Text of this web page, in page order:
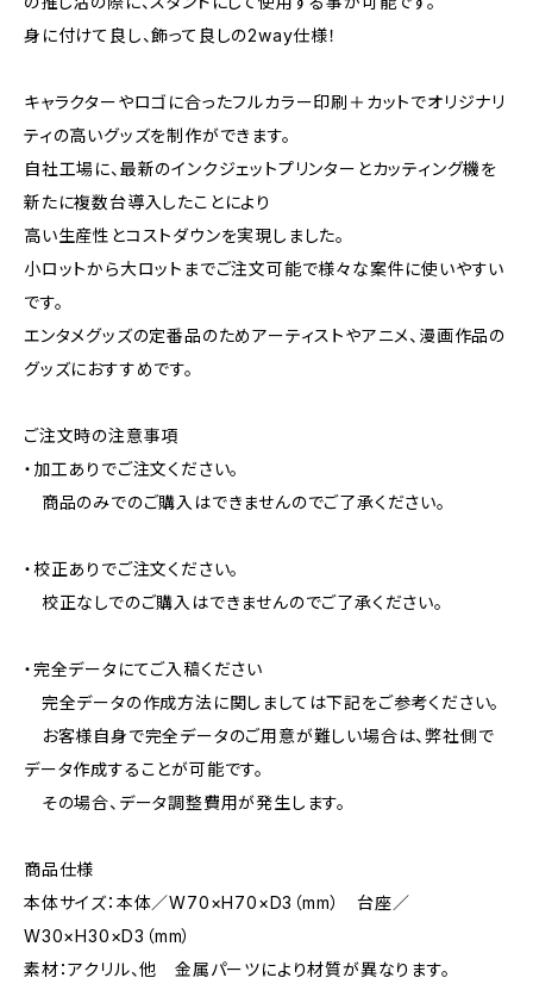
身に付けて良し、飾って良しの2way仕様！
キャラクターやロゴに合ったフルカラー印刷＋カットでオリジナリ
ティの高いグッズを制作ができます。
自社工場に、最新のインクジェットプリンターとカッティング機を
新たに複数台導入したことにより
高い生産性とコストダウンを実現しました。
小ロットから大ロットまでご注文可能で様々な案件に使いやすい
です。
エンタメグッズの定番品のためアーティストやアニメ、漫画作品の
グッズにおすすめです。
ご注文時の注意事項
・加工ありでご注文ください。
商品のみでのご購入はできませんのでご了承ください。
・校正ありでご注文ください。
校正なしでのご購入はできませんのでご了承ください。
・完全データにてご入稿ください
完全データの作成方法に関しましては下記をご参考ください。
お客様自身で完全データのご用意が難しい場合は、弊社側で
データ作成することが可能です。
その場合、データ調整費用が発生します。
商品仕様
本体サイズ：本体／W70×H70×D3（mm） 台座／
W30×H30×D3（mm）
素材：アクリル、他 金属パーツにより材質が異なります。